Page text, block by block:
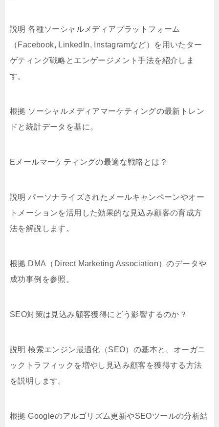
説明 各種ソーシャルメディアプラットフォーム
（Facebook, LinkedIn, Instagramなど）を用いたター
ゲティング戦略とエンゲージメント手法を紹介しま
す。
根拠 ソーシャルメディアマーケティングの最新トレン
ドと統計データを基に。
Eメールマーケティングの最適な戦略とは？
説明 パーソナライズされたメールキャンペーンやオー
トメーションを活用した効果的な見込み顧客の育成方
法を解説します。
根拠 DMA（Direct Marketing Association）のデータや
成功事例を参照。
SEO対策は見込み顧客獲得にどう影響するのか？
説明 検索エンジン最適化（SEO）の基本と、オーガニ
ックトラフィックを増やし見込み顧客を獲得する方法
を説明します。
根拠 Googleのアルゴリズム更新やSEOツールの分析結